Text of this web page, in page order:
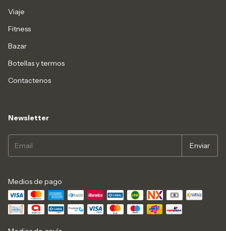
Viaje
Fitness
Bazar
Botellas y termos
Contactenos
Newsletter
Medios de pago